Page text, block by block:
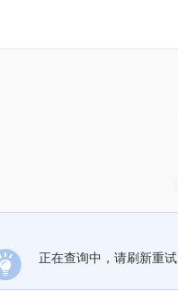
正在查询中，请刷新重试